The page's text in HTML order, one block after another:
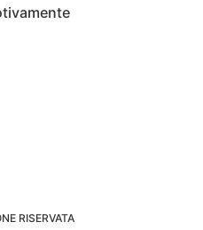
RISERVATA